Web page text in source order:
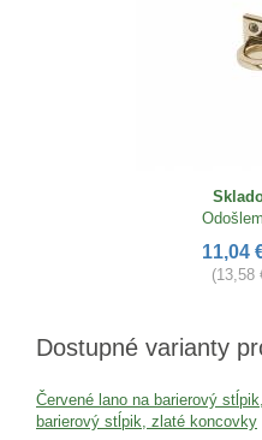
11,04
(13,58
Dostupné varianty
Červené lano na barierový
barierový stĺpik, zlaté koncovky